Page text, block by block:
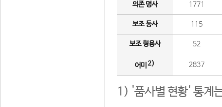
의존 명사 1771
보조 동사 115
보조 형용사 52
어미 2) 2837
1) '품사별 현황' 통계